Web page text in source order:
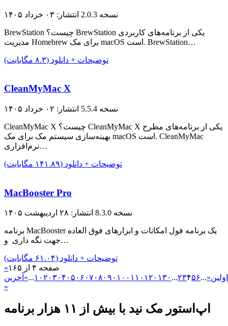
نسخه 2.0.3 انتشار: ۰۳ خرداد ۱۴۰۵
BrewStation چیست؟ BrewStation یکی از برنامه‌های کاربردی
مدیریت Homebrew برای مک macOS است. BrewStation…
توضیحات + دانلود (۸.۳ مگابایت)
CleanMyMac X
نسخه 5.5.4 انتشار: ۰۲ خرداد ۱۴۰۵
CleanMyMac X چیست؟ CleanMyMac X یکی از برنامه‌های مطرح
بهینه‌سازی سیستم مک​ برای مک macOS است. CleanMyMac
نرم‌افزاری…
توضیحات + دانلود (۱۴۱.۸۹ مگابایت)
MacBooster Pro
نسخه 8.3.0 انتشار: ۲۸ اردیبهشت ۱۴۰۵
برنامه MacBooster یک برنامه فول امکانات و ابزار‌های فوق العاده
جهت نگه داری و…
توضیحات + دانلود (۶۱.۰۴ مگابایت)
صفحه ۴ از ۱۶۵
«
اولین«
... ۲۳۴۵۶ ... ۱۰۲۰۳۰۴۰۵۰ ۶۰۷۰ ۸۰۹۰ ۱۰۰ ۱۱۰ ۱۲۰ ۱۳۰ ...
» آخرین
»
اپ‌استور مک نید با بیش از ۱۱ هزار برنامه